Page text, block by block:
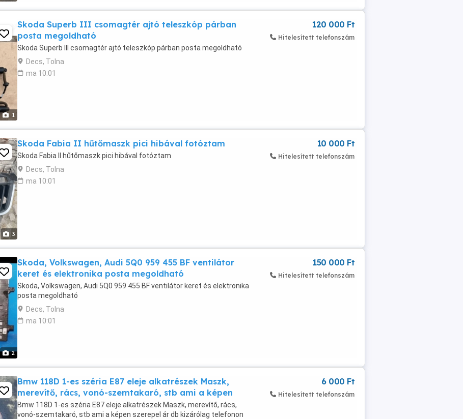
1
Skoda Superb III csomagtér ajtó teleszkóp párban
posta megoldható
Skoda Superb III csomagtér ajtó teleszkóp párban posta megoldható
Decs, Tolna
ma 10:01
120 000 Ft
Hitelesített telefonszám
3
Skoda Fabia II hűtőmaszk pici hibával fotóztam
Skoda Fabia II hűtőmaszk pici hibával fotóztam
Decs, Tolna
ma 10:01
10 000 Ft
Hitelesített telefonszám
2
Skoda, Volkswagen, Audi 5Q0 959 455 BF ventilátor
keret és elektronika posta megoldható
Skoda, Volkswagen, Audi 5Q0 959 455 BF ventilátor keret és elektronika
posta megoldható
Decs, Tolna
ma 10:01
150 000 Ft
Hitelesített telefonszám
Bmw 118D 1-es széria E87 eleje alkatrészek Maszk,
merevítő, rács, vonó-szemtakaró, stb ami a képen
Bmw 118D 1-es széria E87 eleje alkatrészek Maszk, merevítő, rács,
vonó-szemtakaró, stb ami a képen szerepel ár db kizárólag telefonon
6 000 Ft
Hitelesített telefonszám